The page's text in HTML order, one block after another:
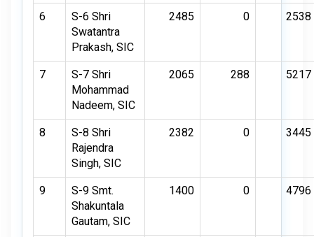
6
S-6 Shri
Swatantra
Prakash, SIC
2485 0 2538
7
S-7 Shri
Mohammad
Nadeem, SIC
2065 288 5217
8
S-8 Shri
Rajendra
Singh, SIC
2382 0 3445
9
S-9 Smt.
Shakuntala
Gautam, SIC
1400 0 4796